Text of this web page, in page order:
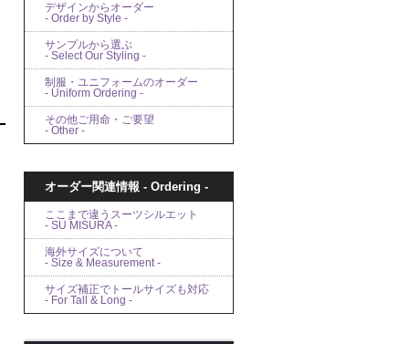
デザインからオーダー
- Order by Style -
サンプルから選ぶ
- Select Our Styling -
制服・ユニフォームのオーダー
- Uniform Ordering -
その他ご用命・ご要望
- Other -
オーダー関連情報 - Ordering -
ここまで違うスーツシルエット
- SU MISURA -
海外サイズについて
- Size & Measurement -
サイズ補正でトールサイズも対応
- For Tall & Long -